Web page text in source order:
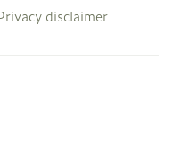
disclaimer